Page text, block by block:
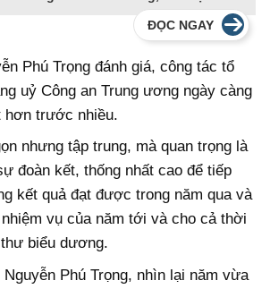
ĐỌC NGAY
Phú Trọng đánh giá, công tác tổ
uỷ Công an Trung ương ngày càng
trước nhiều.
nhưng tập trung, mà quan trọng là
đoàn kết, thống nhất cao để tiếp
kết quả đạt được trong năm qua và
vụ của năm tới và cho cả thời
biểu dương.
Phú Trọng, nhìn lại năm vừa